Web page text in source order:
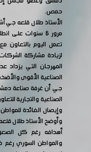
حمص.
الأستاذ طلال قلعه جي
مرور 6 سنوات
تعمل اليوم بالتعاون
لزيادة مشاركة
المهرجان التي يزداد
الصناعية الأقوى
جي أن غرفة صناعة
الصناعية والتجارية
وإيصال الفائدة
وأوضح الأستاذ طلال
أهدافه رغم كل
والمواطن السوري